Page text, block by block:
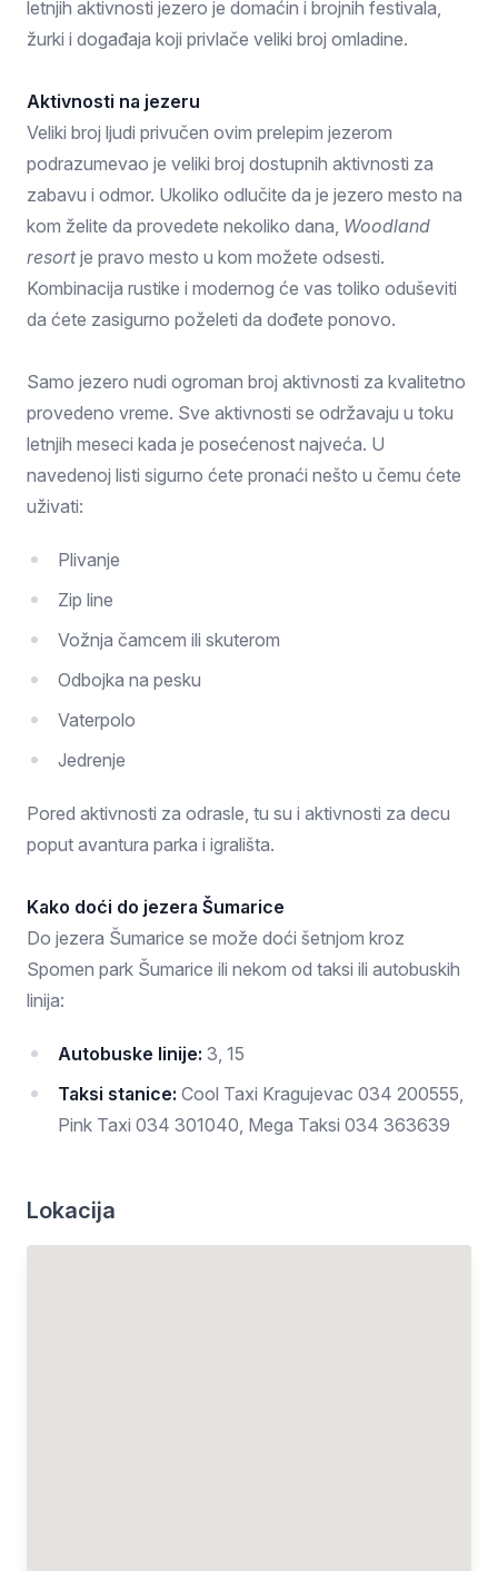
letnjih aktivnosti jezero je domaćin i brojnih festivala,
žurki i događaja koji privlače veliki broj omladine.
Aktivnosti na jezeru
Veliki broj ljudi privučen ovim prelepim jezerom
podrazumevao je veliki broj dostupnih aktivnosti za
zabavu i odmor. Ukoliko odlučite da je jezero mesto na
kom želite da provedete nekoliko dana, Woodland
resortje pravo mesto u kom možete odsesti.
Kombinacija rustike i modernog će vas toliko oduševiti
da ćete zasigurno poželeti da dođete ponovo.
Samo jezero nudi ogroman broj aktivnosti za kvalitetno
provedeno vreme. Sve aktivnosti se održavaju u toku
letnjih meseci kada je posećenost najveća. U
navedenoj listi sigurno ćete pronaći nešto u čemu ćete
uživati:
Plivanje
Zip line
Vožnja čamcem ili skuterom
Odbojka na pesku
Vaterpolo
Jedrenje
Pored aktivnosti za odrasle, tu su i aktivnosti za decu
poput avantura parka i igrališta.
Kako doći do jezera Šumarice
Do jezera Šumarice se može doći šetnjom kroz
Spomen park Šumarice ili nekom od taksi ili autobuskih
linija:
Autobuske linije: 3, 15
Taksi stanice: Cool Taxi Kragujevac 034 200555,
Pink Taxi 034 301040, Mega Taksi 034 363639
Lokacija